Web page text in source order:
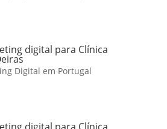
digital para Clínica
Digital em Portugal